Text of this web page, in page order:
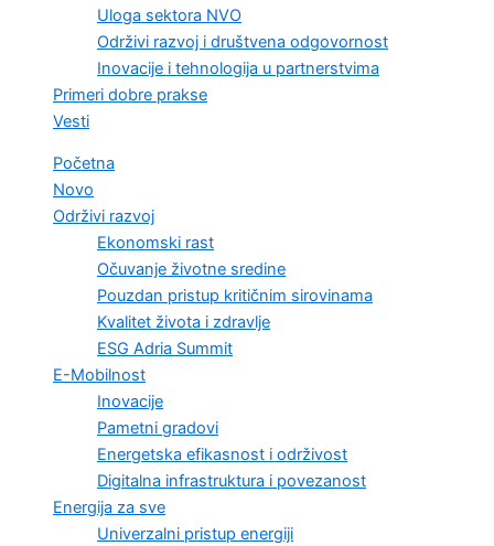
Uloga sektora NVO
Održivi razvoj i društvena odgovornost
Inovacije i tehnologija u partnerstvima
Primeri dobre prakse
Vesti
Početna
Novo
Održivi razvoj
Ekonomski rast
Očuvanje životne sredine
Pouzdan pristup kritičnim sirovinama
Kvalitet života i zdravlje
ESG Adria Summit
E-Mobilnost
Inovacije
Pametni gradovi
Energetska efikasnost i održivost
Digitalna infrastruktura i povezanost
Energija za sve
Univerzalni pristup energiji